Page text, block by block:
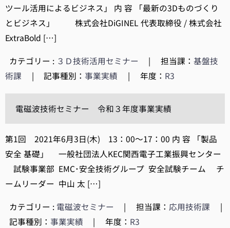
ツール活用によるビジネス」 内 容 「最新の3Dものづくり
とビジネス」 株式会社DiGINEL 代表取締役 / 株式会社
ExtraBold […]
カテゴリー : ３Ｄ技術活用セミナー | 担当課：基盤技
術課
| 記事種別：事業実績 | 年度： R3
電磁波技術セミナー 令和３年度事業実績
第1回 2021年6月3日(木) 13：00～17：00 内 容 「製品
安全 基礎」 一般社団法人KEC関西電子工業振興センター
試験事業部 EMC･安全技術グループ 安全試験チーム チ
ームリーダー 中山 太 […]
カテゴリー : 電磁波セミナー | 担当課： 応用技術課
|
記事種別： 事業実績 | 年度： R3